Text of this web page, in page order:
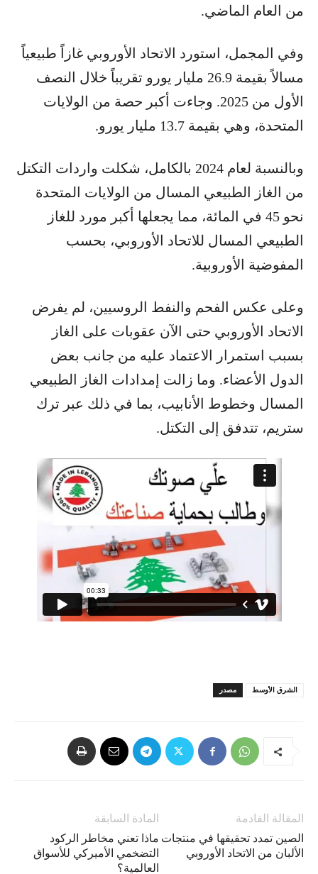
من العام الماضي.
وفي المجمل، استورد الاتحاد الأوروبي غازاً طبيعياً
مسالاً بقيمة 26.9 مليار يورو تقريباً خلال النصف
الأول من 2025. وجاءت أكبر حصة من الولايات
المتحدة، وهي بقيمة 13.7 مليار يورو.
وبالنسبة لعام 2024 بالكامل، شكلت واردات التكتل
من الغاز الطبيعي المسال من الولايات المتحدة
نحو 45 في المائة، مما يجعلها أكبر مورد للغاز
الطبيعي المسال للاتحاد الأوروبي، بحسب
المفوضية الأوروبية.
وعلى عكس الفحم والنفط الروسيين، لم يفرض
الاتحاد الأوروبي حتى الآن عقوبات على الغاز
بسبب استمرار الاعتماد عليه من جانب بعض
الدول الأعضاء. وما زالت إمدادات الغاز الطبيعي
المسال وخطوط الأنابيب، بما في ذلك عبر ترك
ستريم، تتدفق إلى التكتل.
مصدر الشرق الأوسط
المادة السابقة
ماذا تعني مخاطر الركود
التضخمي الأميركي للأسواق
العالمية؟
المقالة القادمة
الصين تمدد تحقيقها في منتجات
الألبان من الاتحاد الأوروبي